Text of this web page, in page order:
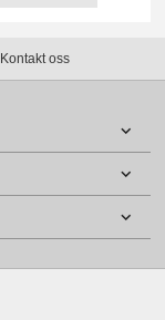
Kontakt oss